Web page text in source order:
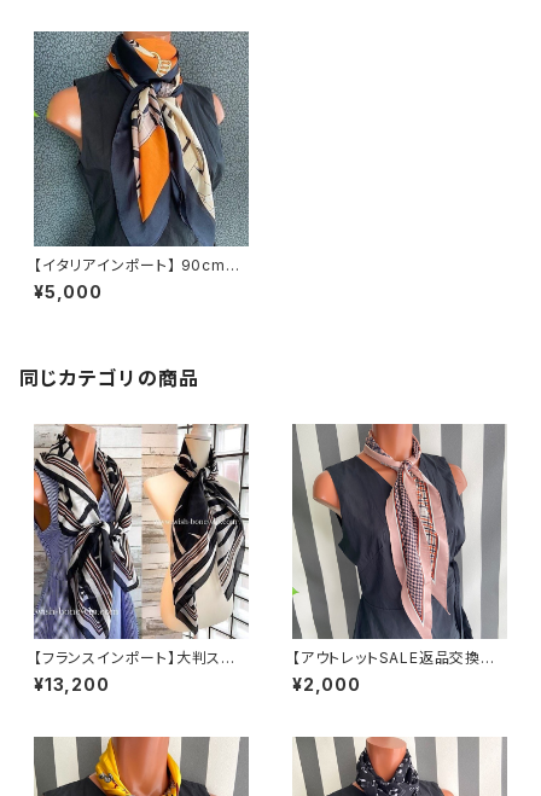
【イタリアインポート】 90cm大
判スクエア 室内スカーフ ツヤス
カーフ/オレンジ＆ネイビー・チェ
¥5,000
同じカテゴリの商品
【フランスインポート】大判スク
エア｜100％シルク SILKスカ
ーフ/シックカラー
¥13,200
【アウトレットSALE返品交換不
可8/20まで】【フランスインポー
ト】 斜めカットひし形ロングスカ
¥2,000